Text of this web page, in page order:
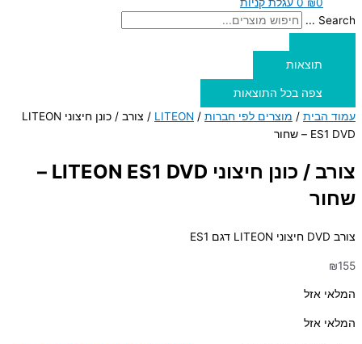
Search ...
תוצאות
צפה בכל התוצאות
עמוד הבית / מוצרים לפי חברות /
LITEON
/ צורב / כונן חיצוני LITEON
ES1 DVD – שחור
צורב / כונן חיצוני LITEON ES1 DVD –
שחור
צורב DVD חיצוני LITEON דגם ES1
₪155
המלאי אזל
המלאי אזל